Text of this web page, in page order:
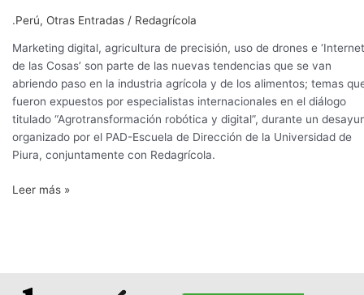
.Perú, Otras Entradas / Redagrícola
Marketing digital, agricultura de precisión, uso de drones e ‘Internet
de las Cosas’ son parte de las nuevas tendencias que se van
abriendo paso en la industria agrícola y de los alimentos; temas
fueron expuestos por especialistas internacionales en el diálogo
titulado “Agrotransformación robótica y digital”, durante un
organizado por el PAD-Escuela de Dirección de la Universidad de
Piura, conjuntamente con Redagrícola.
Leer más »